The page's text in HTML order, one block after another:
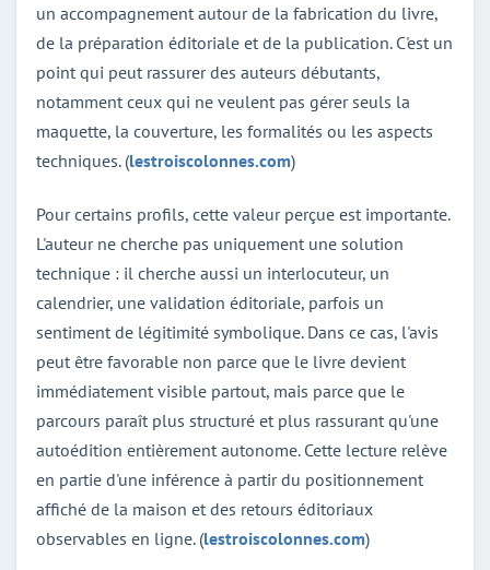
un accompagnement autour de la fabrication du livre,
de la préparation éditoriale et de la publication. C'est un
point qui peut rassurer des auteurs débutants,
notamment ceux qui ne veulent pas gérer seuls la
maquette, la couverture, les formalités ou les aspects
techniques. (lestroiscolonnes.com)
Pour certains profils, cette valeur perçue est importante.
L'auteur ne cherche pas uniquement une solution
technique : il cherche aussi un interlocuteur, un
calendrier, une validation éditoriale, parfois un
sentiment de légitimité symbolique. Dans ce cas, l'avis
peut être favorable non parce que le livre devient
immédiatement visible partout, mais parce que le
parcours paraît plus structuré et plus rassurant qu'une
autoédition entièrement autonome. Cette lecture relève
en partie d'une inférence à partir du positionnement
affiché de la maison et des retours éditoriaux
observables en ligne. (lestroiscolonnes.com)